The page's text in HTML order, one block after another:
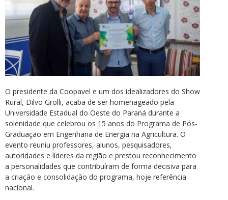
O presidente da Coopavel e um dos idealizadores do Show
Rural, Dilvo Grolli, acaba de ser homenageado pela
Universidade Estadual do Oeste do Paraná durante a
solenidade que celebrou os 15 anos do Programa de Pós-
Graduação em Engenharia de Energia na Agricultura. O
evento reuniu professores, alunos, pesquisadores,
autoridades e líderes da região e prestou reconhecimento
a personalidades que contribuíram de forma decisiva para
a criação e consolidação do programa, hoje referência
nacional.